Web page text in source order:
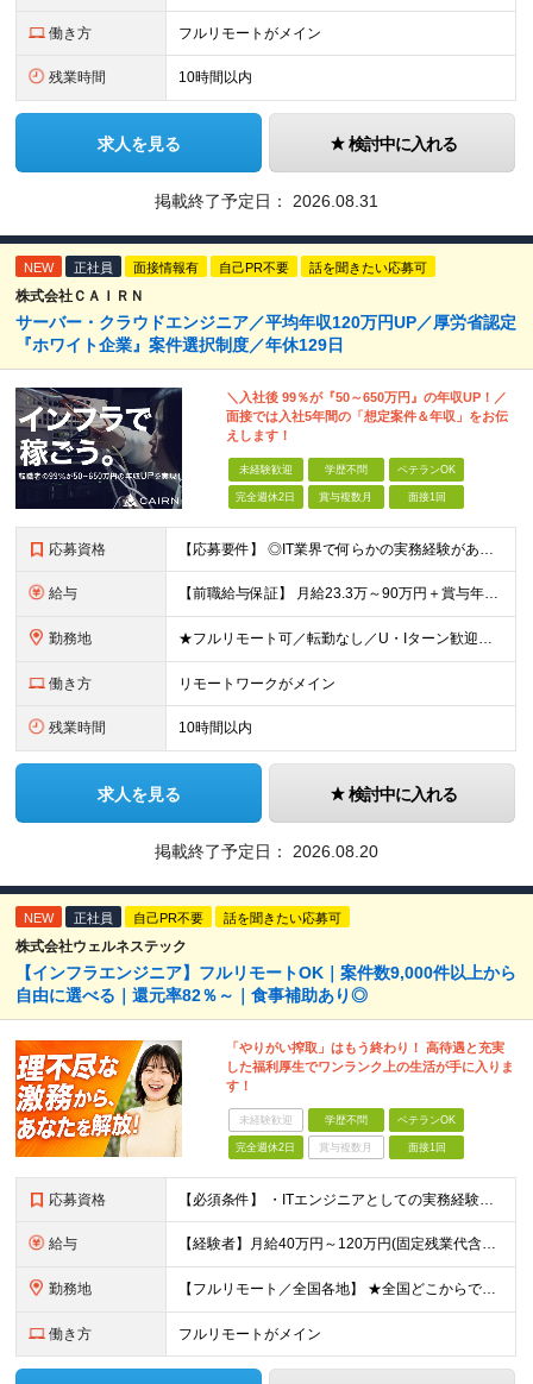
働き方 フルリモートがメイン
残業時間 10時間以内
求人を見る 検討中に入れる
掲載終了予定日： 2026.08.31
NEW 正社員 面接情報有 自己PR不要 話を聞きたい応募可
株式会社ＣＡＩＲＮ
サーバー・クラウドエンジニア／平均年収120万円UP／厚労省認定
『ホワイト企業』案件選択制度／年休129日
＼入社後 99％が『50～650万円』の年収UP！／
面接では入社5年間の「想定案件＆年収」をお伝
えします！
未経験歓迎 学歴不問 ベテランOK
完全週休2日 賞与複数月 面接1回
応募資格 【応募要件】 ◎IT業界で何らかの実務経験がある方 └2～3ヶ月の実務経験のある方は歓迎します！ 例）PCキッティングやモバイル通信基地局の業務経験者など インフラエンジニアとして経験のある方は、
給与 【前職給与保証】 月給23.3万～90万円＋賞与年2回＋インセンティブ ★年収1000万円以上の実績あり！ ※上記月給には月20～30時間分（2万9,300円～21万7,900円）の固定残業代を含み
勤務地 ★フルリモート可／転勤なし／U・Iターン歓迎★ ◎勤務地は相談の上、ご自宅近くに調整します！ 【勤務地】 本社、または東京／埼玉／千葉／神奈川／愛知／仙台のクライアント先 ◎完全在宅（フルリモート）
働き方 リモートワークがメイン
残業時間 10時間以内
求人を見る 検討中に入れる
掲載終了予定日： 2026.08.20
NEW 正社員 自己PR不要 話を聞きたい応募可
株式会社ウェルネステック
【インフラエンジニア】フルリモートOK｜案件数9,000件以上から
自由に選べる｜還元率82％～｜食事補助あり◎
「やりがい搾取」はもう終わり！ 高待遇と充実
した福利厚生でワンランク上の生活が手に入りま
す！
未経験歓迎 学歴不問 ベテランOK
完全週休2日 賞与複数月 面接1回
応募資格 【必須条件】 ・ITエンジニアとしての実務経験が1年以上ある方 ※開発・インフラ・運用保守など分野・フェーズは不問！ ※学歴不問 【歓迎条件】 ・基本設計、詳細設計などの経験がある方 ・AWS, G
給与 【経験者】月給40万円～120万円(固定残業代含む)+各種手当 ※月給には、みなし残業手当(月30時間／5万8,000円～15万7,000円)を含みます ※上記を超える時間外労働分は追加で支給します
勤務地 【フルリモート／全国各地】 ★全国どこからでも参画可能！フルリモート案件も多数！ ※プロジェクトは100%選択制。あなたの希望を最優先します。 ※フルリモート、ハイブリッド、常駐案件から自由に選択可能
働き方 フルリモートがメイン